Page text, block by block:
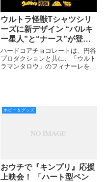
ウルトラ怪獣Tシャツシリ
ーズに新デザイン “バルキ
ー星人”と“ナース”が登
場！
ハードコアチョコレートは、円谷
プロダクションと共に、「ウルト
ラマンタロウ」のフィナーレを飾
コラボTシャツを発売した。
ホビー＆グッズ
おウチで『キンプリ』応援
上映会！ 「ハート型ペン